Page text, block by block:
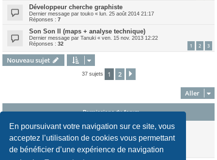
En poursuivant votre navigation sur ce site, vous
acceptez l’utilisation de cookies vous permettant
de bénéficier d’une expérience de navigation
Développeur cherche graphiste
Dernier message par touko « lun. 25 août 2014 21:17
Réponses : 7
Son Son II (maps + analyse technique)
Dernier message par Tanuki « ven. 15 nov. 2013 12:22
Réponses : 32 1 2 3
Nouveau sujet
37 sujets 1 2
Aller
Permissions du forum
Vous ne pouvez pas publier de nouveaux sujets dans ce forum
Vousne pouvez pasrépondre aux sujets dans ce forum
Vousne pouvez pasmodifier vos messages dans ce forum
Vous ne pouvez passupprimer vos messages dans ce forum